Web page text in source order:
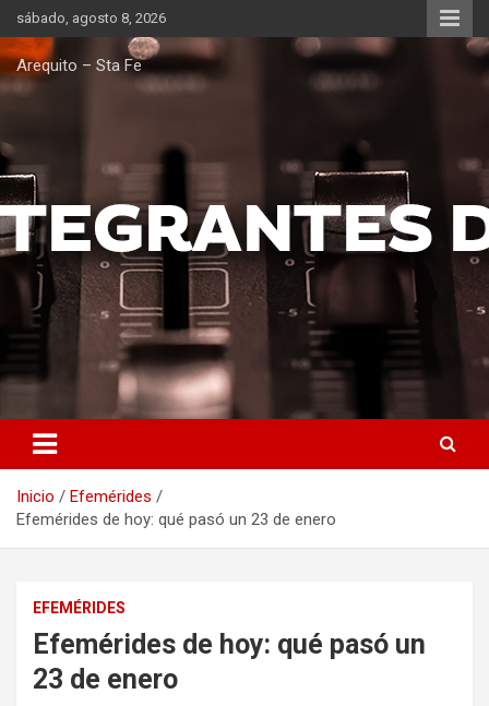
Saltar
al
contenido
sábado, agosto 8, 2026
Arequito – Sta Fe
Inicio
Efemérides
Efemérides de hoy: qué pasó un 23 de enero
EFEMÉRIDES
Efemérides de hoy: qué pasó un
23 de enero